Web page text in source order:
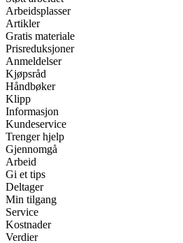
Arbeidsplasser
Artikler
Gratis materiale
Prisreduksjoner
Anmeldelser
Kjøpsråd
Håndbøker
Klipp
Informasjon
Kundeservice
Trenger hjelp
Gjennomgå
Arbeid
Gi et tips
Deltager
Min tilgang
Service
Kostnader
Verdier